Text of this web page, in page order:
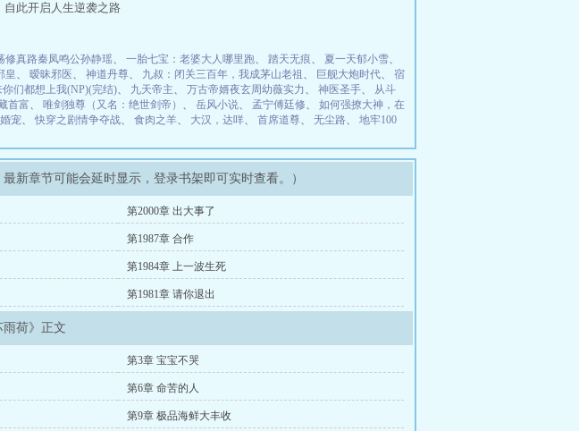
自此开启人生逆袭之路
修真路秦凤鸣公孙静瑶、 一胎七宝：老婆大人哪里跑、 踏天无痕、 夏一天郁小雪、
皇、 暧昧邪医、 神道丹尊、 九叔：闭关三百年，我成茅山老祖 、 巨舰大炮时代、 宿
你们都想上我(NP)(完结)、 九天帝主、 万古帝婿夜玄周幼薇实力 、 神医圣手、 从斗
首富、 唯剑独尊（又名：绝世剑帝） 、 岳风小说、 孟宁傅廷修、 如何强撩大神，在
宠、 快穿之剧情争夺战、 食肉之羊、 大汉，达咩、 首席道尊、 无尘路、 地牢100
新章节可能会延时显示，登录书架即可实时查看。）
第2000章 出大事了
第1987章 合作
第1984章 上一波生死
第1981章 请你退出
雨荷》正文
第3章 宝宝不哭
第6章 命苦的人
第9章 极品海鲜大丰收